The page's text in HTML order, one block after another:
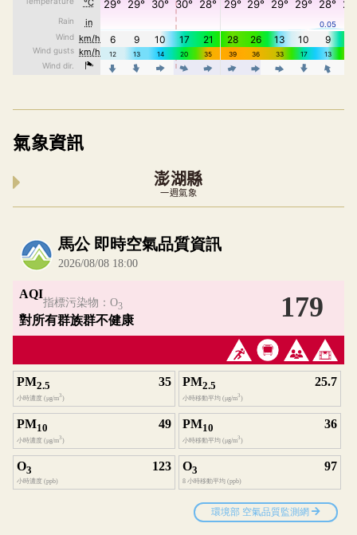
氣象資訊
澎湖縣
一週氣象
內嵌空氣品質小工具為視覺預覽，完整即時空